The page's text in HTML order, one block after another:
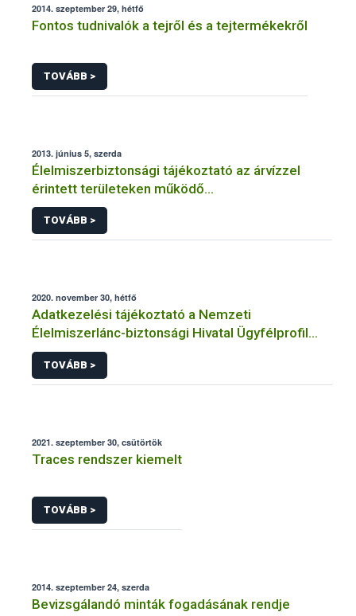
2014. szeptember 29, hétfő
Fontos tudnivalók a tejről és a tejtermékekről
TOVÁBB >
2013. június 5, szerda
Élelmiszerbiztonsági tájékoztató az árvízzel
érintett területeken működő
élelmiszervállalkozások számára
TOVÁBB >
2020. november 30, hétfő
Adatkezelési tájékoztató a Nemzeti
Élelmiszerlánc-biztonsági Hivatal Ügyfélprofil
Rendszerben borászat és alkoholos ital előállítás
témakörben intézhető közhatalmi eljárásaihoz
kapcsolódó adatkezeléséhez
TOVÁBB >
2021. szeptember 30, csütörtök
Traces rendszer kiemelt
TOVÁBB >
2014. szeptember 24, szerda
Bevizsgálandó minták fogadásának rendje